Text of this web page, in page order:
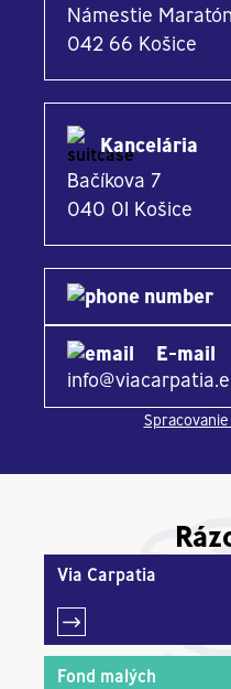
Námestie
042 66 Košice
Kancelária
Bačíkova 7
040 01 Košice
E-mail
Via Carpatia
Fond malých